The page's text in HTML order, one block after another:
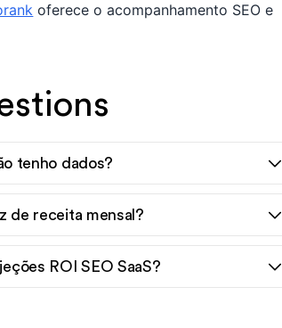
oferece o acompanhamento SEO e
tenho dados?
de receita mensal?
ROI SEO SaaS?